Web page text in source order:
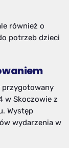
również o
potrzeb dzieci
przygotowany
w Skoczowie z
Występ
wydarzenia w